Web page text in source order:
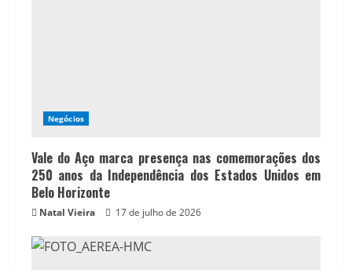
Negócios
Vale do Aço marca presença nas comemorações dos
250 anos da Independência dos Estados Unidos em
Belo Horizonte
Natal Vieira 17 de julho de 2026